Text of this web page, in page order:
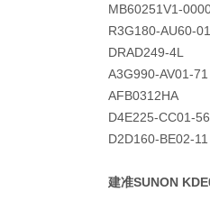
MB60251V1-
R3G180-AU60-01
DRAD249-4L
A3G990-AV01-71
AFB0312HA
D4E225-CC01-56
D2D160-BE02-11
建准SUNON